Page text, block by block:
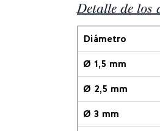
Detalle de los
Diámetro
Ø 1,5 mm
Ø 2,5 mm
Ø 3 mm